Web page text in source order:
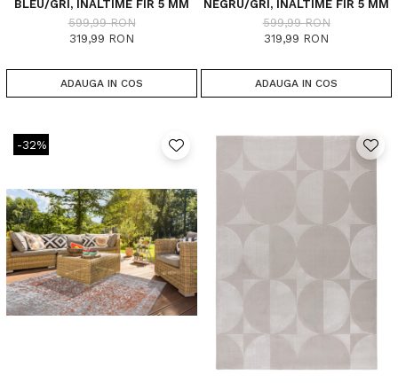
BLEU/GRI, INALTIME FIR 5 MM
599,99 RON
319,99 RON
ADAUGA IN COS
NEGRU/GRI, INALTIME FIR 5 MM
599,99 RON
319,99 RON
ADAUGA IN COS
-32%